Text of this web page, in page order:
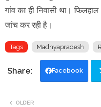
गांव का ही निवासी था।
जांच कर रही है।
Tags Madhyapradesh
Facebook
OLDER